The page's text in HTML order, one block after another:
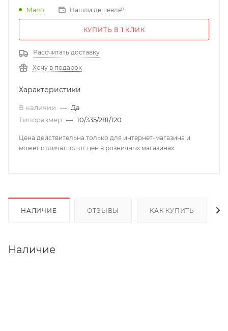
Мало Нашли дешевле?
КУПИТЬ В 1 КЛИК
Рассчитать доставку
Хочу в подарок
Характеристики
В наличии — Да
Типоразмер — 10/335/281/120
Цена действительна только для интернет-магазина и
может отличаться от цен в розничных магазинах
НАЛИЧИЕ ОТЗЫВЫ КАК КУПИТЬ
Наличие